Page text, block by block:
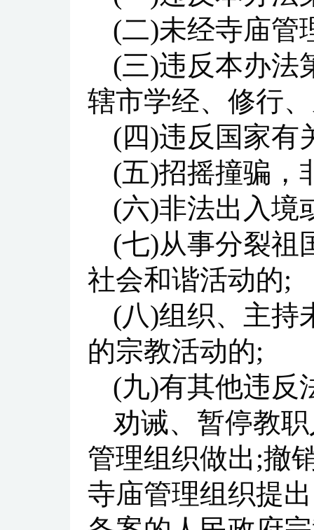
(二)未经寺庙管
(三)违反本办法
辖市学经、修行
(四)违反国家有
(五)招摇撞骗，
(六)非法出入境
(七)从事分裂祖
社会和谐活动的;
(八)组织、主持
的宗教活动的;
(九)有其他违反
劝诫、暂停教
管理组织做出;撤
寺庙管理组织提